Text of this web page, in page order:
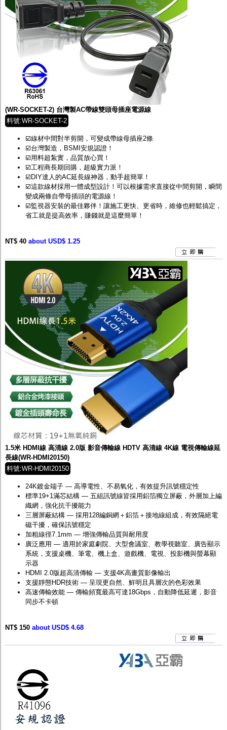
(WR-SOCKET-2) 台灣製AC帶線雙頭母插座電源線
料號:WR-SOCKET-2
☑️線材中間對半剪開，可變成帶線母插座2條
☑️台灣製造，BSMI安規認證！
☑️用料超紮實，品質放心買！
☑️工程商長期回購，超級實力派！
☑️DIY達人的AC延長線神器，動手超簡單！
☑️這款線材採用一體成型設計！可以根據需求直接從中間剪開，瞬間
變成兩條自帶母插頭的電源線！
☑️監視器安裝的最佳夥伴！讓施工更快、更省時，維修也輕鬆搞定，
省工就是提高效率，賺錢就是這麼簡單！
NT$ 40 about USD$ 1.25
1.5米 HDMI線 高清線 2.0版 影音傳輸線 HDTV 高清線 4K線 電視傳輸線延
長線(WR-HDMI20150)
料號:WR-HDMI20150
24K鍍金端子 — 高導電性、不易氧化，有效提升訊號穩定性
標準19+1滿芯結構 — 五組訊號線皆採用鋁箔獨立屏蔽，外層加上編
織網，強化抗干擾能力
三層屏蔽結構 — 採用128編銅網＋鋁箔＋接地線組成，有效隔絕電
磁干擾，確保訊號穩定
加粗線徑7.1mm — 增強傳輸品質與耐用度
廣泛應用 — 適用於家庭劇院、大型會議室、教學視聽室、廣告顯示
系統，支援桌機、筆電、機上盒、遊戲機、電視、投影機與螢幕顯
示器
HDMI 2.0版超高清傳輸 — 支援4K高畫質影像輸出
支援靜態HDR技術 — 呈現更自然、鮮明且具層次的色彩效果
高速傳輸效能 — 傳輸頻寬最高可達18Gbps，自動降低延遲，影音
同步不卡頓
NT$ 150 about USD$ 4.68